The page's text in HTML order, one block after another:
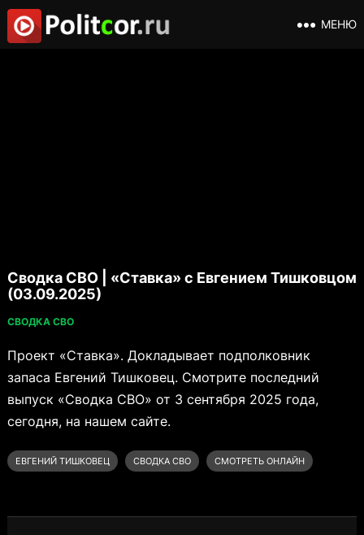
МЕНЮ
Сводка СВО | «Ставка» с Евгением Тишковцом
(03.09.2025)
СВОДКА СВО
Проект «Ставка». Докладывает подполковник
запаса Евгений Тишковец. Смотрите последний
выпуск «Сводка СВО» от 3 сентября 2025 года,
сегодня, на нашем сайте.
ЕВГЕНИЙ ТИШКОВЕЦ СВОДКА СВО СМОТРЕТЬ ОНЛАЙН